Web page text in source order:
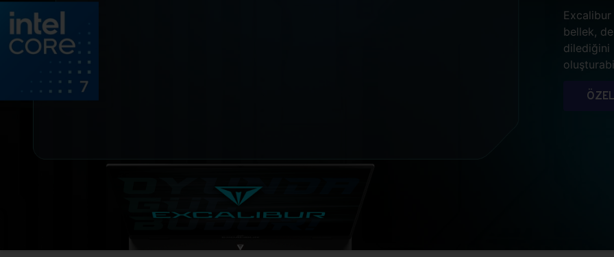
Excalibur
bellek,
dilediğini